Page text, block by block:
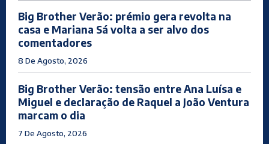
Big Brother Verão: prémio gera revolta na
casa e Mariana Sá volta a ser alvo dos
comentadores
8 De Agosto, 2026
Big Brother Verão: tensão entre Ana Luísa e
Miguel e declaração de Raquel a João Ventura
marcam o dia
7 De Agosto, 2026